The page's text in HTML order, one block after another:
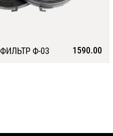
Ф-03 1590.00